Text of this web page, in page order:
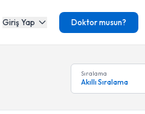
Giriş Yap Doktor musun?
Sıralama
Akıllı Sıralama